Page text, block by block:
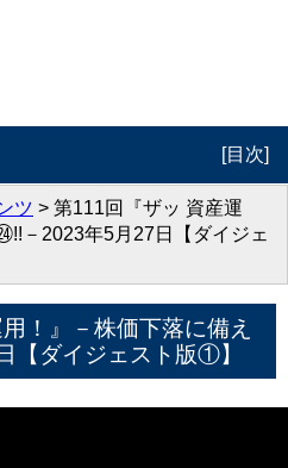
[目次]
ツ > 第111回『ザッ 資産運
!!－2023年5月27日【ダイジェ
！』－株価下落に備え
【ダイジェスト版①】